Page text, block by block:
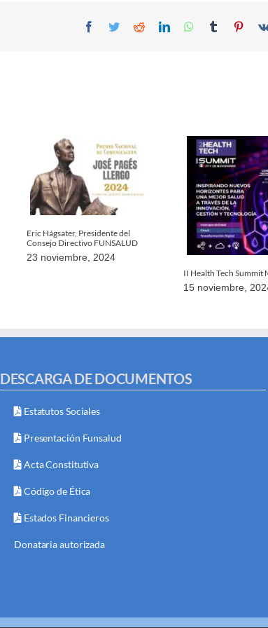
Facebook
TwitterRedditLinkedInWhatsApp
Tumblr
Eric Hágsater, Presidente del
Consejo Directivo FUNSALUD
23 noviembre, 2024
II Health Tech Summit
15 noviembre,
DESCARGA DE DOCUMENTOS
Estatutos Sociales
Presentación Funsalud
Acta Constitutiva
Código de Ética
Estados Financieros
Donataria autorizada